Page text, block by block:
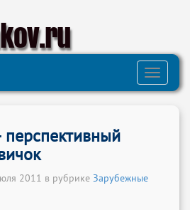
Toggle
2011 в рубрике Зарубежные